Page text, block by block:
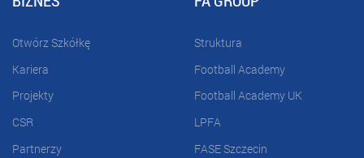
Otwórz Szkółkę
Kariera
Projekty
CSR
Partnerzy
Struktura
Football Academy
Football Academy UK
LPFA
FASE Szczecin